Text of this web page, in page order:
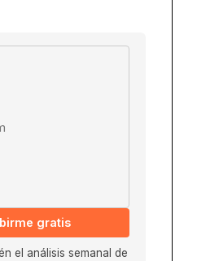
gratis
el análisis semanal de